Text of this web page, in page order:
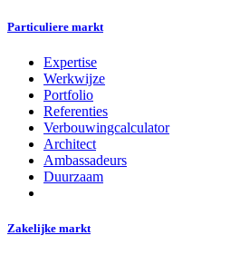
Particuliere markt
Expertise
Werkwijze
Portfolio
Referenties
Verbouwingcalculator
Architect
Ambassadeurs
Duurzaam
Zakelijke markt